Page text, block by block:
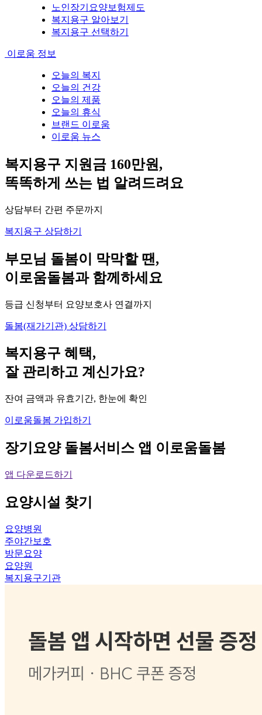
노인장기요양보험제도
복지용구 알아보기
복지용구 선택하기
이로움 정보
오늘의 복지
오늘의 건강
오늘의 제품
오늘의 휴식
브랜드 이로움
이로움 뉴스
복지용구 지원금 160만원,
똑똑하게 쓰는 법 알려드려요
상담부터 간편 주문까지
복지용구 상담하기
부모님 돌봄이 막막할 땐,
이로움돌봄과 함께하세요
등급 신청부터 요양보호사 연결까지
돌봄(재가기관) 상담하기
복지용구 혜택,
잘 관리하고 계신가요?
잔여 금액과 유효기간, 한눈에 확인
이로움돌봄 가입하기
장기요양 돌봄서비스 앱 이로움돌봄
앱 다운로드하기
요양시설 찾기
요양병원
주야간보호
방문요양
요양원
복지용구기관